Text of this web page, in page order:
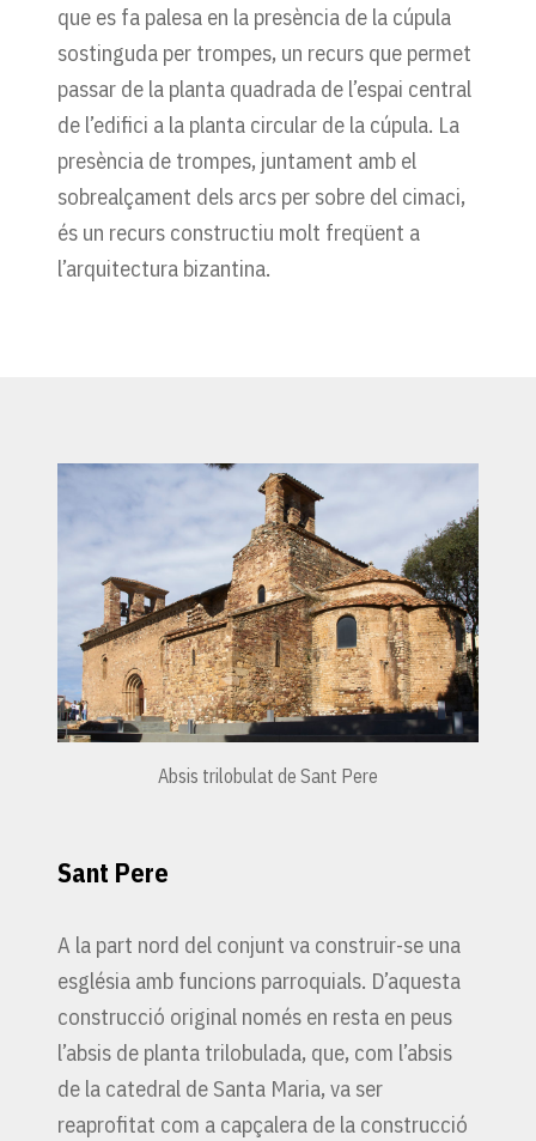
que es fa palesa en la presència de la cúpula
sostinguda per trompes, un recurs que permet
passar de la planta quadrada de l’espai central
de l’edifici a la planta circular de la cúpula. La
presència de trompes, juntament amb el
sobrealçament dels arcs per sobre del cimaci,
és un recurs constructiu molt freqüent a
l’arquitectura bizantina.
Absis trilobulat de Sant Pere
Sant Pere
A la part nord del conjunt va construir-se una
església amb funcions parroquials. D’aquesta
construcció original només en resta en peus
l’absis de planta trilobulada, que, com l’absis
de la catedral de Santa Maria, va ser
reaprofitat com a capçalera de la construcció